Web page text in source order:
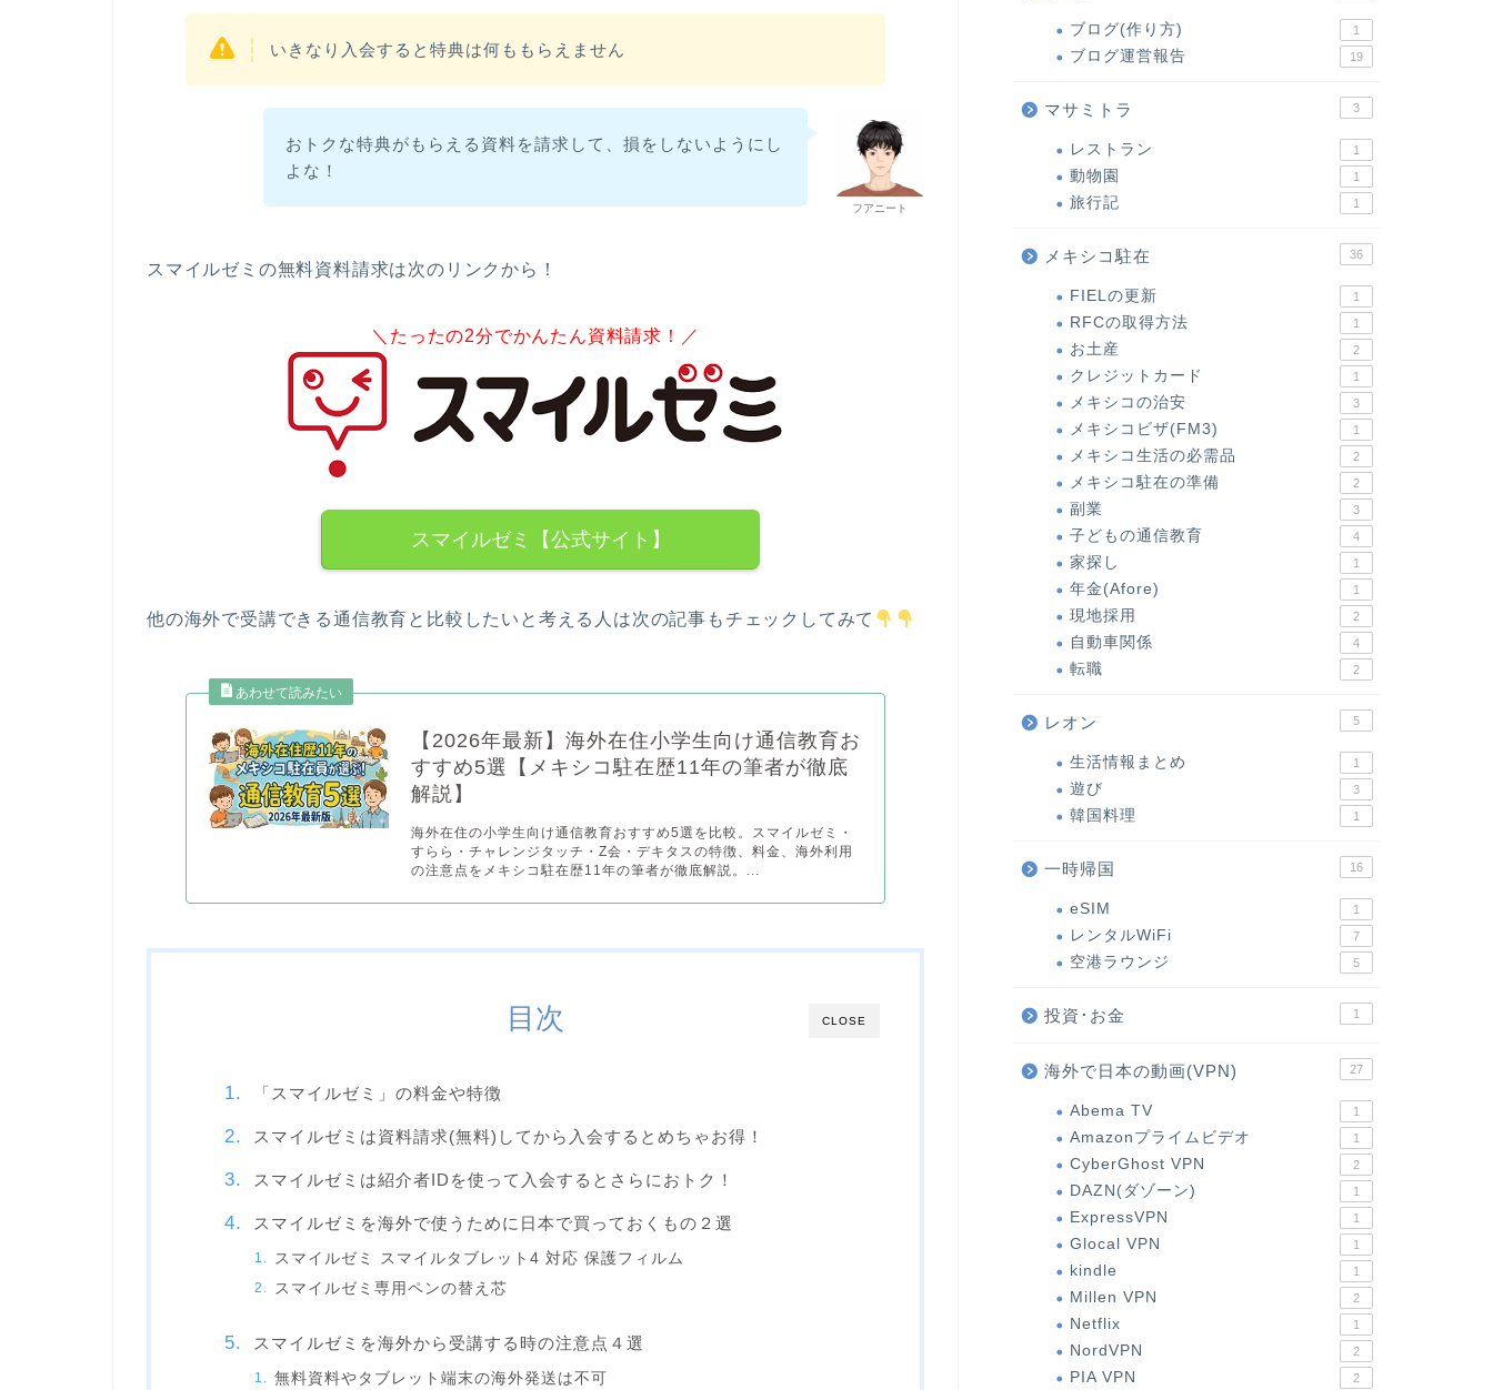
いきなり入会すると特典は何ももらえません
フアニート
おトクな特典がもらえる資料を請求して、損をしないようにし
よな！
スマイルゼミの無料資料請求は次のリンクから！
＼たったの2分でかんたん資料請求！／
スマイルゼミ【公式サイト】
他の海外で受講できる通信教育と比較したいと考える人は次の記事もチェックしてみて
【2026年最新】海外在住小学生向け通信教育お
すすめ5選【メキシコ駐在歴11年の筆者が徹底
解説】
海外在住の小学生向け通信教育おすすめ5選を比較。スマイルゼミ・
すらら・チャレンジタッチ・Z会・デキタスの特徴、料金、海外利用
の注意点をメキシコ駐在歴11年の筆者が徹底解説。...
CLOSE
目次
「スマイルゼミ」の料金や特徴
スマイルゼミは資料請求(無料)してから入会するとめちゃお得！
スマイルゼミは紹介者IDを使って入会するとさらにおトク！
スマイルゼミを海外で使うために日本で買っておくもの２選
スマイルゼミ スマイルタブレット4 対応 保護フィルム
スマイルゼミ専用ペンの替え芯
スマイルゼミを海外から受講する時の注意点４選
無料資料やタブレット端末の海外発送は不可
ブログ(作り方) 1
ブログ運営報告 19
マサミトラ 3
レストラン 1
動物園 1
旅行記 1
メキシコ駐在 36
FIELの更新 1
RFCの取得方法 1
お土産 2
クレジットカード 1
メキシコの治安 3
メキシコビザ(FM3) 1
メキシコ生活の必需品 2
メキシコ駐在の準備 2
副業 3
子どもの通信教育 4
家探し 1
年金(Afore) 1
現地採用 2
自動車関係 4
転職 2
レオン 5
生活情報まとめ 1
遊び 3
韓国料理 1
一時帰国 16
eSIM 1
レンタルWiFi 7
空港ラウンジ 5
投資･お金 1
海外で日本の動画(VPN) 27
Abema TV 1
Amazonプライムビデオ 1
CyberGhost VPN 2
DAZN(ダゾーン) 1
ExpressVPN 1
Glocal VPN 1
kindle 1
Millen VPN 2
Netflix 1
NordVPN 2
PIA VPN 2